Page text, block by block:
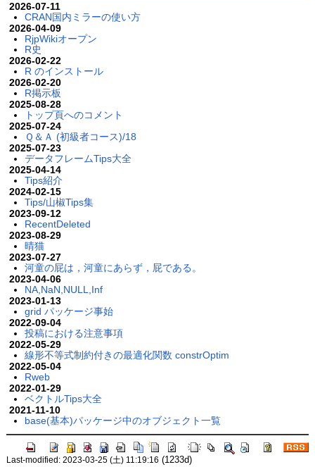
2026-07-11
CRAN国内ミラーの使い方
2026-04-09
RjpWikiオープン
R史
2026-02-22
R のインストール
2026-02-20
R掲示板
2025-08-28
トップ頁へのコメント
2025-07-24
Ｑ＆Ａ (初級者コース)/18
2025-07-23
データフレームTips大全
2025-04-14
Tips紹介
2024-02-15
Tips/山椒Tips集
2023-09-12
RecentDeleted
2023-08-29
晴猫
2023-07-27
河童の屁は，河童にあらず，屁である。
2023-04-06
NA,NaN,NULL,Inf
2023-01-13
grid パッケージ事始
2022-09-04
投稿における注意事項
2022-05-29
線形不等式制約付きの最適化関数 constrOptim
2022-05-04
Rweb
2022-01-29
ベクトルTips大全
2021-11-10
base(基本)パッケージ中のオブジェクト一覧
Last-modified: 2023-03-25 (土) 11:19:16 (1233d)